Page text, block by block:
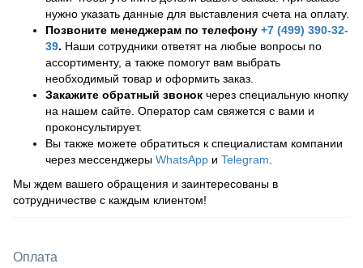
нужно указать данные для выставления счета на оплату.
Позвоните менеджерам по телефону +7 (499) 390-32-
39. Наши сотрудники ответят на любые вопросы по
ассортименту, а также помогут вам выбрать
необходимый товар и оформить заказ.
Закажите обратный звонок через специальную кнопку
на нашем сайте. Оператор сам свяжется с вами и
проконсультирует.
Вы также можете обратиться к специалистам компании
через мессенджеры WhatsApp и Telegram
Мы ждем вашего обращения и заинтересованы в
сотрудничестве с каждым клиентом!
Оплата